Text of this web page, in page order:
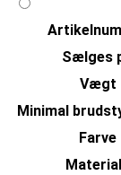
Sælges
Vægt
Minimal
Farve